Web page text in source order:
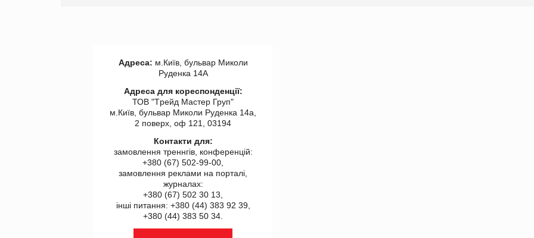
Адреса: м.Київ, бульвар Миколи
Руденка 14А
Адреса для кореспонденції:
ТОВ "Tрейд Мастер Груп"
м.Київ, бульвар Миколи Руденка 14а,
2 поверх, оф 121, 03194
Контакти для:
замовлення треннгів, конференцій:
+380 (67) 502-99-00,
замовлення реклами на порталі,
журналах:
+380 (67) 502 30 13,
інші питання: +380 (44) 383 92 39,
+380 (44) 383 50 34.